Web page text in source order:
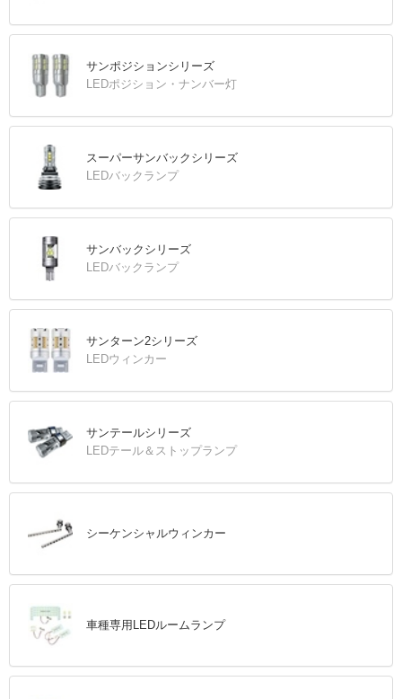
サンポジションシリーズ
LEDポジション・ナンバー灯
スーパーサンバックシリーズ
LEDバックランプ
サンバックシリーズ
LEDバックランプ
サンターン2シリーズ
LEDウィンカー
サンテールシリーズ
LEDテール＆ストップランプ
シーケンシャルウィンカー
車種専用LEDルームランプ